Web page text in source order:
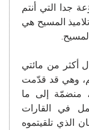
جدا التي أنتم
المسيح هي
أكثر من مائتي
وهي قد قدّمت
منضمّة إلى ما
في القارات
الذي تلقيتموه